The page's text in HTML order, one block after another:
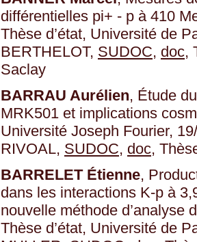
différentielles pi+ - p à 410
Thèse d’état, Université de
BERTHELOT, SUDOC, doc,
Saclay
BARRAU Aurélien, Étude
MRK501 et implications
Université Joseph Fourier,
RIVOAL, SUDOC, doc,
BARRELET Étienne,
dans les interactions K-p à
nouvelle méthode d’analyse
Thèse d’état, Université de